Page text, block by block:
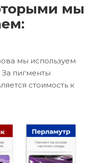
мы
мы используем
пигменты
стоимость к